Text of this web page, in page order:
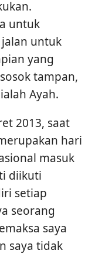
untuk
untuk
yang
tampan,
Ayah.
2013, saat
hari
masuk
diikuti
setiap
seorang
saya
saya tidak